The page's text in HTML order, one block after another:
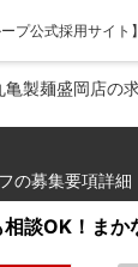
プ公式採用サイト
亀製麺盛岡店の
の募集要項詳細
談OK！ま